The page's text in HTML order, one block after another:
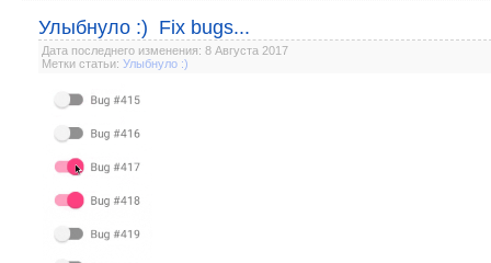
Улыбнуло :) Fix bugs...
Дата последнего изменения: 8 Августа 2017
Метки статьи: Улыбнуло :)